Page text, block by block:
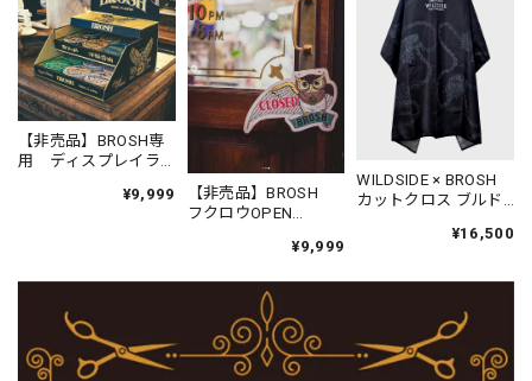
【非売品】BROSH専
用 ディスプレイラ
¥9,999
【非売品】BROSH
フクロウOPEN
¥9,999
WILDSIDE × BROSH
カットクロス ブルド
¥16,500